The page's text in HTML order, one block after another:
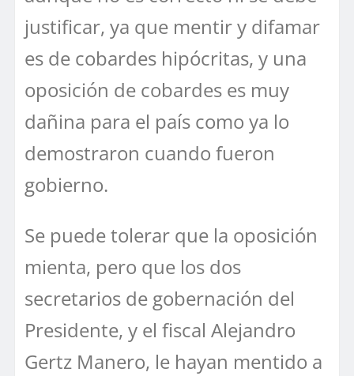
justificar, ya que mentir y difamar
es de cobardes hipócritas, y una
oposición de cobardes es muy
dañina para el país como ya lo
demostraron cuando fueron
gobierno.
Se puede tolerar que la oposición
mienta, pero que los dos
secretarios de gobernación del
Presidente, y el fiscal Alejandro
Gertz Manero, le hayan mentido a